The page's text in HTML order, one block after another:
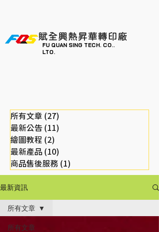
賦全興熱昇華轉印廠
FU QUAN SING TECH. CO..
LTO.
所有文章 (27)
最新公告 (11)
繪圖教程 (2)
最新產品 (10)
商品售後服務 (1)
最新資訊
所有文章
所有文章